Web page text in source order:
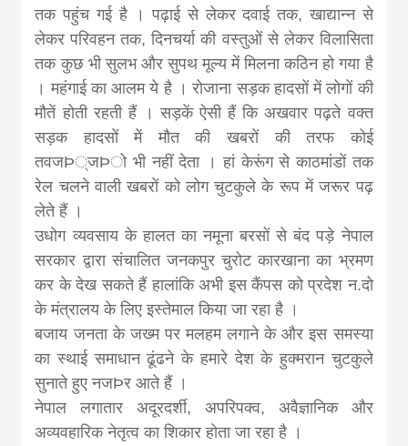
तक पहुंच गई है । पढ़ाई से लेकर दवाई तक, खाद्यान्न से
लेकर परिवहन तक, दिनचर्या की वस्तुओं से लेकर विलासिता
तक कुछ भी सुलभ और सुपथ मूल्य में मिलना कठिन हो गया है
। महंगाई का आलम ये है । रोजाना सड़क हादसों में लोगों की
मौतें होती रहती हैं । सड़कें ऐसी हैं कि अखवार पढ़ते वक्त
सड़क हादसों में मौत की खबरों की तरफ कोई
तवजÞ्जÞो भी नहीं देता । हां केरूंग से काठमांडों तक
रेल चलने वाली खबरों को लोग चुटकुले के रूप में जरूर पढ़
लेते हैं ।
उधोग व्यवसाय के हालत का नमूना बरसों से बंद पड़े नेपाल
सरकार द्वारा संचालित जनकपुर चुरोट कारखाना का भ्रमण
कर के देख सकते हैं हालांकि अभी इस कैंपस को प्रदेश न.दो
के मंत्रालय के लिए इस्तेमाल किया जा रहा है ।
बजाय जनता के जख्म पर मलहम लगाने के और इस समस्या
का स्थाई समाधान ढूंढने के हमारे देश के हुक्मरान चुटकुले
सुनाते हुए नजÞर आते हैं ।
नेपाल लगातार अदूरदर्शी, अपरिपक्व, अवैज्ञानिक और
अव्यवहारिक नेतृत्व का शिकार होता जा रहा है ।